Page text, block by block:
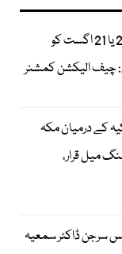
دھرنے کا مسئلہ حل ہوا تو 20 یا 21 اگست کو
چیف الیکشن کمشنر
کے درمیان مکہ
میل قرار،
سرجن ڈاکٹر سمعیہ